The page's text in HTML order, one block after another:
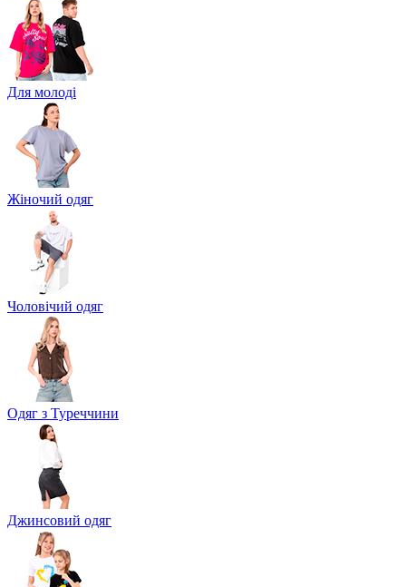
Для молоді
Жіночий одяг
Чоловічий одяг
Одяг з Туреччини
Джинсовий одяг